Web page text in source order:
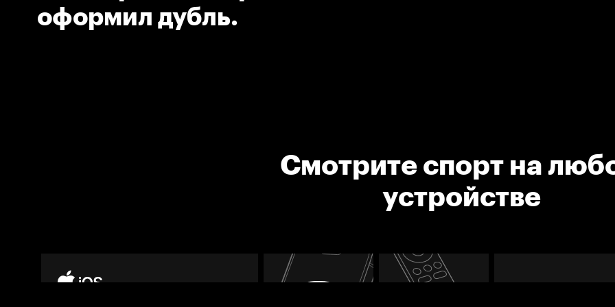
оформил дубль.
Смотрите спорт на
устройстве